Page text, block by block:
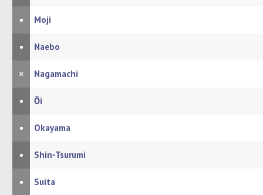
• Moji
• Naebo
× Nagamachi
• Ōi
• Okayama
• Shin-Tsurumi
• Suita